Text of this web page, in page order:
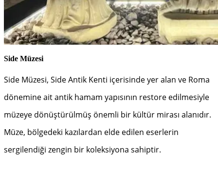
Side Müzesi
Side Müzesi, Side Antik Kenti içerisinde yer alan ve Roma
dönemine ait antik hamam yapısının restore edilmesiyle
müzeye dönüştürülmüş önemli bir kültür mirası alanıdır.
Müze, bölgedeki kazılardan elde edilen eserlerin
sergilendiği zengin bir koleksiyona sahiptir.